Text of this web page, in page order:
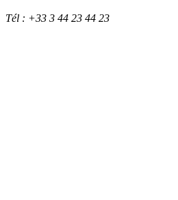
Tél : +33 3 44 23 44 23